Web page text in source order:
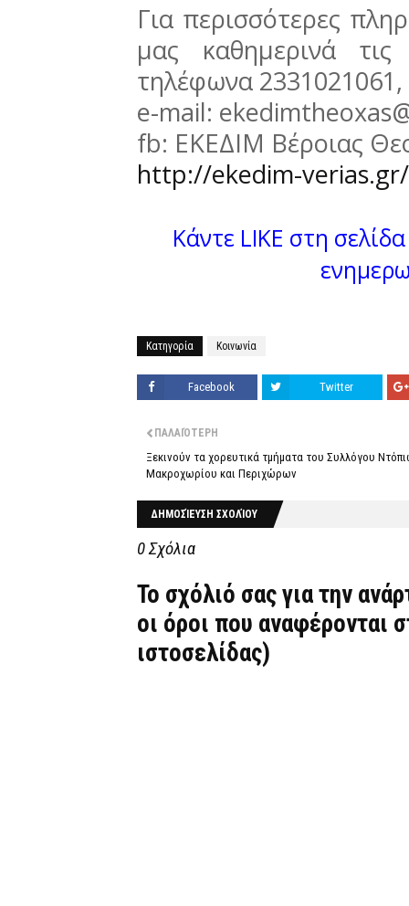
Για περισσότερες
μας καθημερινά
τηλέφωνα
e-mail:
fb: ΕΚΕΔΙΜ Βέροιας
http://ekedim-verias.gr/
Κάντε LIKE στη
Κατηγορία Κοινωνία
Facebook Twitter
ΠΑΛΑΙΌΤΕΡΗ
Ξεκινούν τα χορευτικά τμήματα του Συλλόγου
Μακροχωρίου και Περιχώρων
ΔΗΜΟΣΊΕΥΣΗ ΣΧΟΛΊΟΥ
0 Σχόλια
Το σχόλιό σας για την
οι όροι που αναφέρονται
ιστοσελίδας)